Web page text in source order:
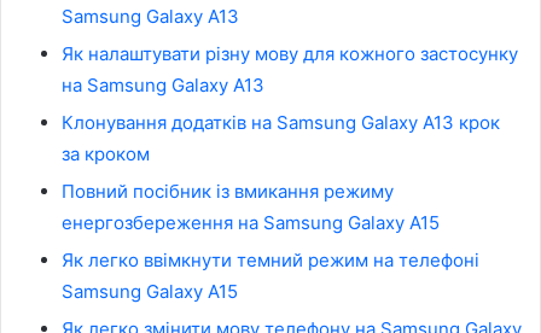
Samsung Galaxy A13
Як налаштувати різну мову для кожного застосунку
на Samsung Galaxy A13
Клонування додатків на Samsung Galaxy A13 крок
за кроком
Повний посібник із вмикання режиму
енергозбереження на Samsung Galaxy A15
Як легко ввімкнути темний режим на телефоні
Samsung Galaxy A15